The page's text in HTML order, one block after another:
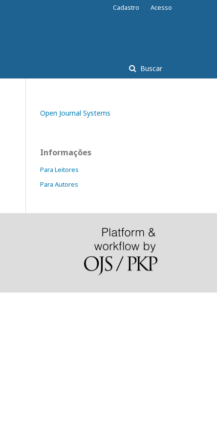
Buscar
Cadastro Acesso
Open Journal Systems
Informações
Para Leitores
Para Autores